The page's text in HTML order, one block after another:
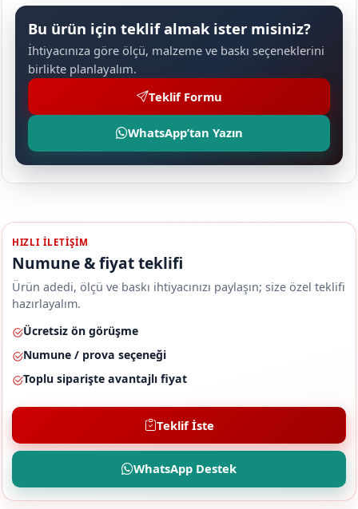
Bu ürün için teklif almak ister misiniz?
İhtiyacınıza göre ölçü, malzeme ve baskı seçeneklerini
birlikte planlayalım.
Teklif Formu
WhatsApp’tan Yazın
HIZLI ILETIŞIM
Numune & fiyat teklifi
Ürün adedi, ölçü ve baskı ihtiyacınızı paylaşın; size özel teklifi
hazırlayalım.
Ücretsiz ön görüşme
Numune / prova seçeneği
Toplu siparişte avantajlı fiyat
Teklif İste
WhatsApp Destek